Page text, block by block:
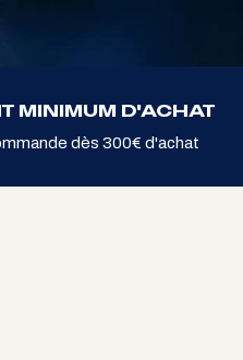
MINIMUM D'ACHAT
dès 300€ d'achat